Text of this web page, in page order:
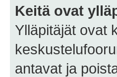
Keitä ovat
Ylläpitäjät ovat
antavat ja